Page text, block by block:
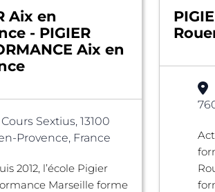
Aix en
- PIGIER
Aix en
Cours Sextius, 13100
Provence, France
2012, l’école Pigier
Marseille forme